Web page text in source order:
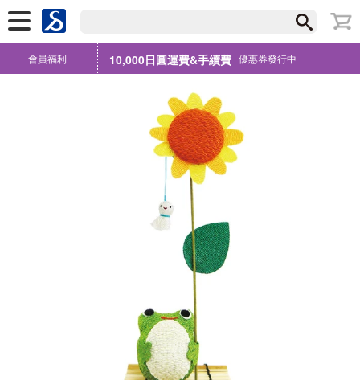
會員福利 10,000日圓運費&手續費 優惠券發行中